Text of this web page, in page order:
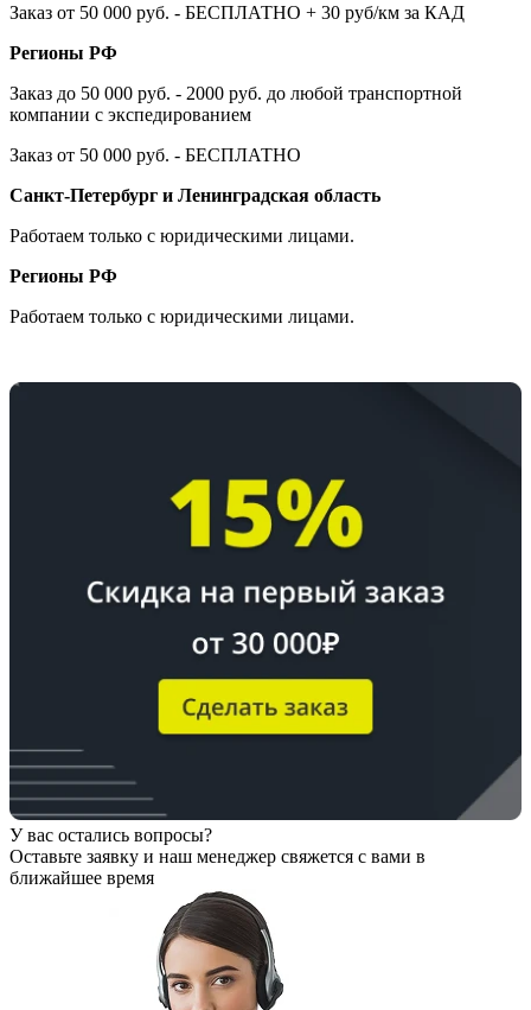
Заказ от 50 000 руб. - БЕСПЛАТНО + 30 руб/км за КАД
Регионы РФ
Заказ до 50 000 руб. - 2000 руб. до любой транспортной
компании с экспедированием
Заказ от 50 000 руб. - БЕСПЛАТНО
Санкт-Петербург и Ленинградская область
Работаем только с юридическими лицами.
Регионы РФ
Работаем только с юридическими лицами.
У вас остались вопросы?
Оставьте заявку и наш менеджер свяжется с вами в
ближайшее время